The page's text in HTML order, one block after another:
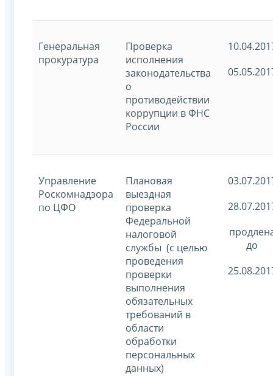
Генеральная
прокуратура
Проверка
исполнения
законодательства
о
противодействии
коррупции в ФНС
России
Управление
Роскомнадзора
по ЦФО
Плановая
выездная
проверка
Федеральной
налоговой
службы (с целью
проведения
проверки
выполнения
обязательных
требований в
области
обработки
персональных
данных)
до